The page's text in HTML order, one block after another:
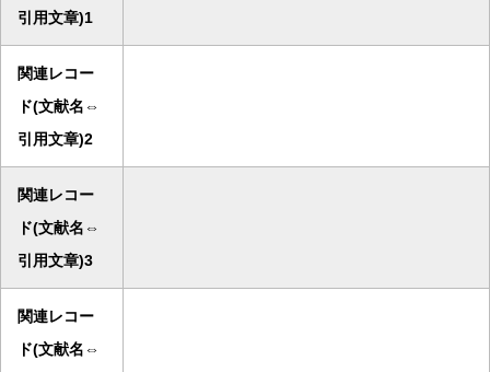
引用文章)1
関連レコー
ド(文献名⇔
引用文章)2
関連レコー
ド(文献名⇔
引用文章)3
関連レコー
ド(文献名⇔